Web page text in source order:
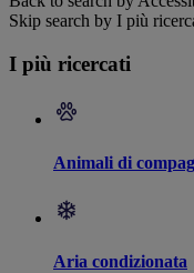
Skip search by I più
I più ricercati
Animali di
Aria condizionata